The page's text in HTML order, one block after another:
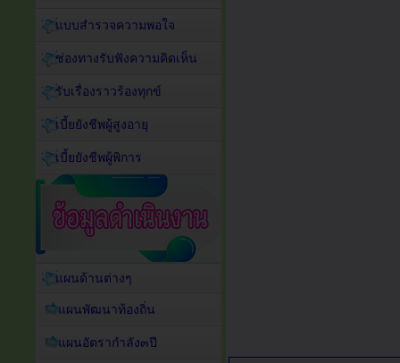
แบบสำรวจความพอใจ
ช่องทางรับฟังความคิดเห็น
รับเรื่องราวร้องทุกข์
เบี้ยยังชีพผู้สูงอายุ
เบี้ยยังชีพผู้พิการ
แผนด้านต่างๆ
แผนพัฒนาท้องถิ่น
แผนอัตรากำลัง๓ปี